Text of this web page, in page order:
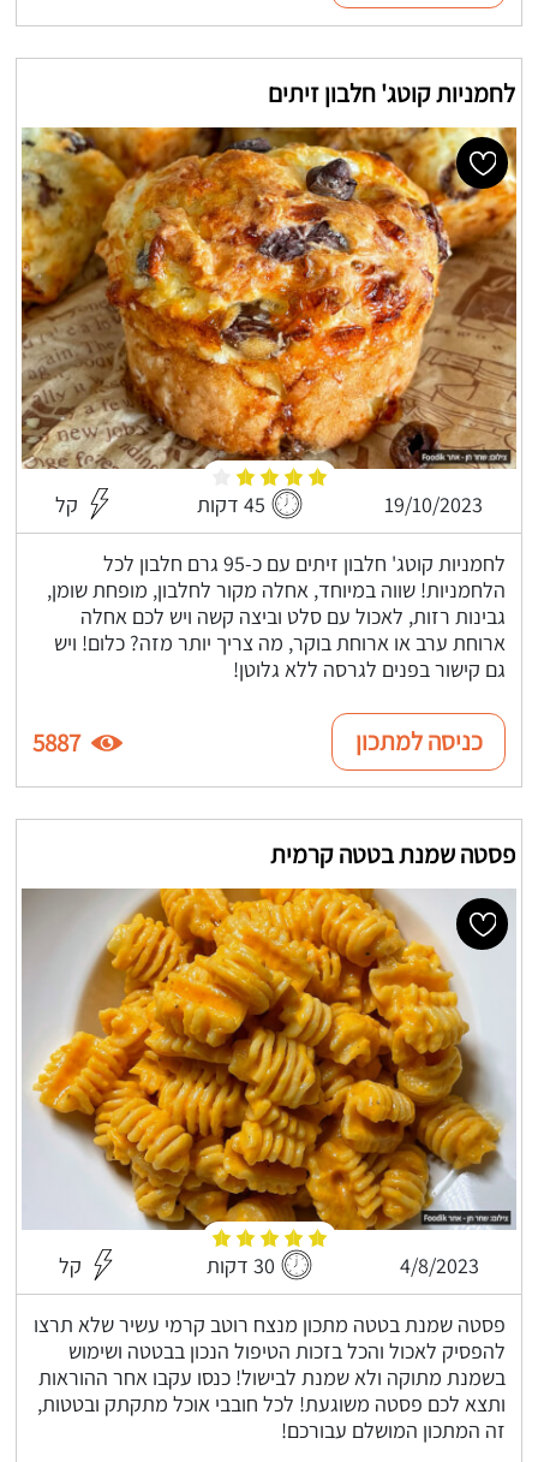
לחמניות קוטג' חלבון זיתים
19/10/2023 45 דקות קל
לחמניות קוטג' חלבון זיתים עם כ-95 גרם חלבון לכל
הלחמניות! שווה במיוחד, אחלה מקור לחלבון, מופחת שומן,
גבינות רזות, לאכול עם סלט וביצה קשה ויש לכם אחלה
ארוחת ערב או ארוחת בוקר, מה צריך יותר מזה? כלום! ויש
גם קישור בפנים לגרסה ללא גלוטן!
כניסה למתכון 5887
פסטה שמנת בטטה קרמית
4/8/2023 30 דקות קל
פסטה שמנת בטטה מתכון מנצח רוטב קרמי עשיר שלא תרצו
להפסיק לאכול והכל בזכות הטיפול הנכון בבטטה ושימוש
בשמנת מתוקה ולא שמנת לבישול! כנסו עקבו אחר ההוראות
ותצא לכם פסטה משוגעת! לכל חובבי אוכל מתקתק ובטטות,
זה המתכון המושלם עבורכם!